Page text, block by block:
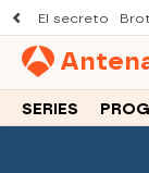
El secreto
SERIES